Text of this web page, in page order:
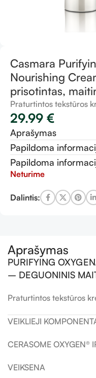
Casmara
Nourishing
prisotintas,
Praturtintos tekstūros
29.99 €
Aprašymas
Papildoma
Papildoma
Neturime
Dalintis:
Aprašymas
PURIFYING
– DEGUONINIS
Praturtintos tekstūros
VEIKLIEJI
CERASOME OXYGEN®
VEIKSENA